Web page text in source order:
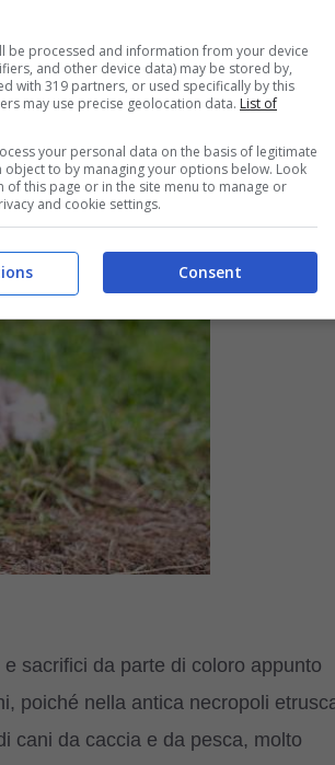
sacrifici da parte di coloro appunto
poiché nella antica necropoli
cani da caccia e da pesca, molto
be processed and information from your device
and other device data) may be stored by,
with 319 partners, or used specifically by this
may use precise geolocation data. List of
your personal data on the basis of legitimate
object to by managing your options below. Look
this page or in the site menu to manage or
and cookie settings.
Consent